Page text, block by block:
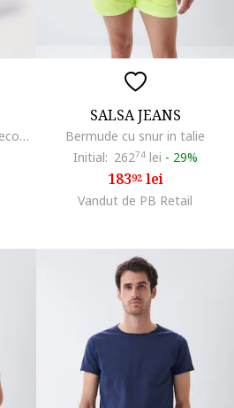
Blugi bermude cu aspect decolorat
SALSA JEANS
Bermude cu snur in talie
Initial: 26274lei - 29%
18392lei
Vandut de PB Retail